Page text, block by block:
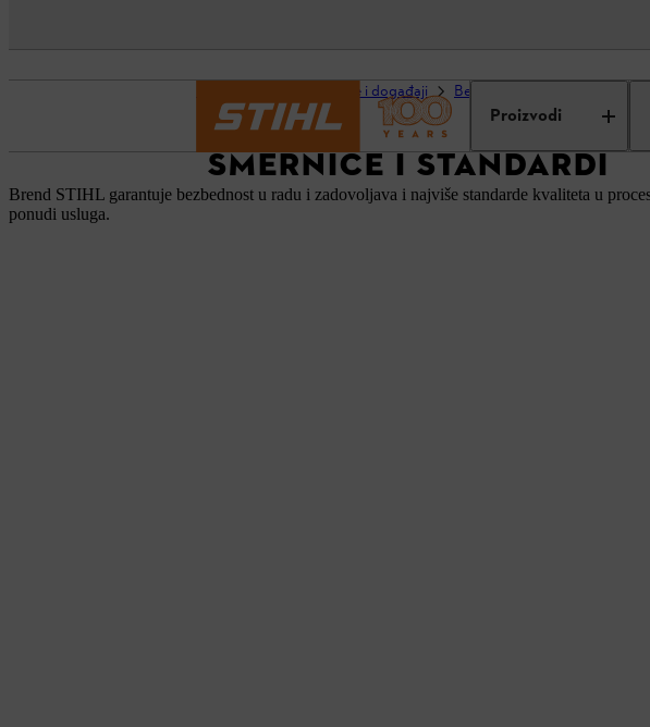
Proizvodi
Usluge i događaji Bezbednost Smernice i
SMERNICE I STANDARDI
Brend STIHL garantuje bezbednost u radu i zadovoljava i najviše standarde kvaliteta u
ponudi usluga.